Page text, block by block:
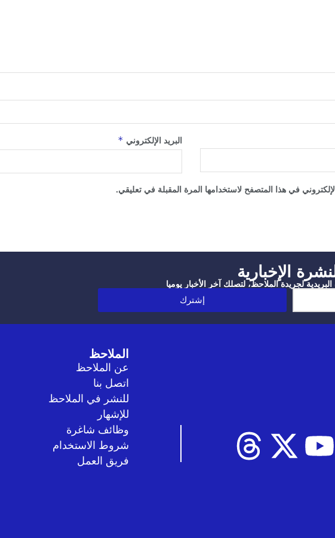
البريد الإلكتروني *
في هذا المتصفح لاستخدامها المرة المقبلة في تعليقي.
الإخبارية
لجريدة الملاحظ، لتصلك آخر الأخبار يوميا
إشترك
الملاحظ
عن الملاحظ
اتصل بنا
للنشر في الملاحظ
للإشهار
وظائف شاغرة
شروط الاستخدام
فريق العمل